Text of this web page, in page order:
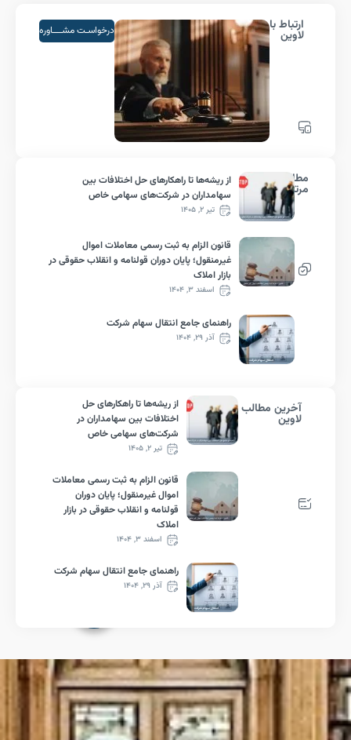
درخواسـت مشــــاوره
از ریشه‌ها تا راهکارهای حل اختلافات بین
سهامداران در شرکت‌های سهامی خاص
تیر ۲, ۱۴۰۵
قانون الزام به ثبت رسمی معاملات اموال
غیرمنقول؛ پایان دوران قولنامه و انقلاب حقوقی در
بازار املاک
اسفند ۳, ۱۴۰۴
راهنمای جامع انتقال سهام شرکت
آذر ۲۹, ۱۴۰۴
مطالب
از ریشه‌ها تا راهکارهای حل
اختلافات بین سهامداران در
شرکت‌های سهامی خاص
تیر ۲, ۱۴۰۵
قانون الزام به ثبت رسمی معاملات
اموال غیرمنقول؛ پایان دوران
قولنامه و انقلاب حقوقی در بازار
املاک
راهنمای جامع انتقال سهام شرکت
آذر ۲۹, ۱۴۰۴